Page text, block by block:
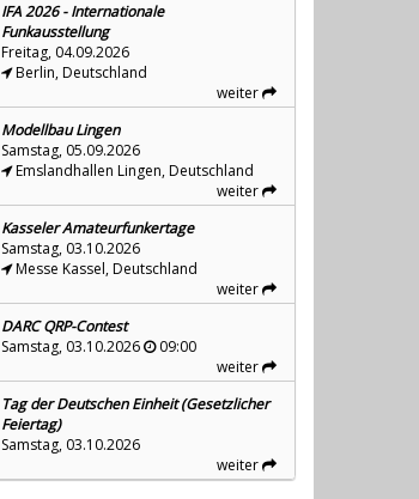
IFA 2026 - Internationale
Funkausstellung
Freitag, 04.09.2026
Berlin, Deutschland
weiter
Modellbau Lingen
Samstag, 05.09.2026
Emslandhallen Lingen, Deutschland
weiter
Kasseler Amateurfunkertage
Samstag, 03.10.2026
Messe Kassel, Deutschland
weiter
DARC QRP-Contest
Samstag, 03.10.2026
09:00
weiter
Tag der Deutschen Einheit (Gesetzlicher
Feiertag)
Samstag, 03.10.2026
weiter